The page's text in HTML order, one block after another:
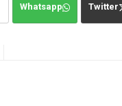
Twitter
Whatsapp